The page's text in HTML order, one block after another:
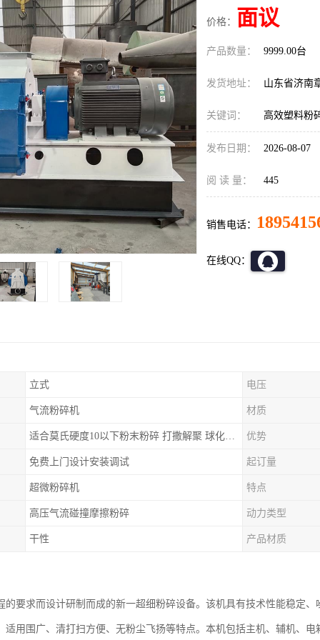
价格： 面议
产品数量： 9999.00台
发货地址： 山东省济南
关键词： 高效塑料粉
发布日期： 2026-08-07
阅 读 量： 445
销售电话：
在线QQ：
立式 电压
气流粉碎机 材质
适合莫氏硬度10以下粉末粉碎 打撒解聚 球化整形等 优势
免费上门设计安装调试 起订量
超微粉碎机 特点
高压气流碰撞摩擦粉碎 动力类型
干性 产品材质
的要求而设计研制而成的新一超细粉碎设备。该机具有技术性能稳定
适用围广、清打扫方便、无粉尘飞扬等特点。本机包括主机、辅机、